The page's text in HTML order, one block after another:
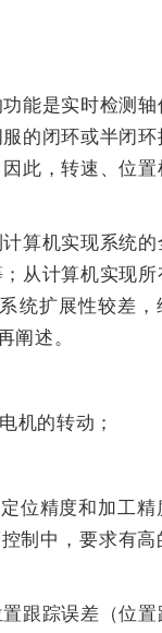
能是实时检测轴
的闭环或半闭环
此，转速、位置
算机实现系统的
从计算机实现所
统扩展性较差，
阐述。
机的转动；
位精度和加工精
制中，要求有高
跟踪误差（位置